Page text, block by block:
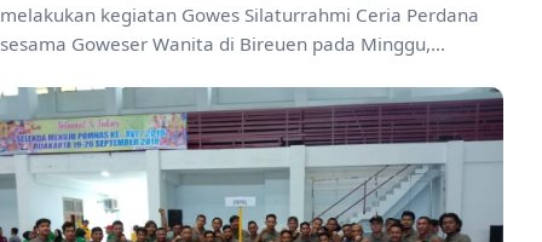
melakukan kegiatan Gowes Silaturrahmi Ceria Perdana
sesama Goweser Wanita di Bireuen pada Minggu,